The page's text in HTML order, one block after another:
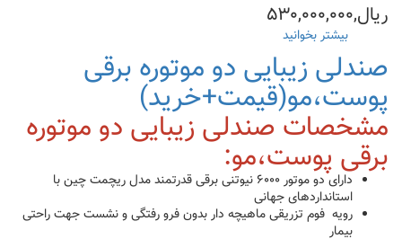
ریال,۵۳۰,۰۰۰,۰۰۰
بیشتر بخوانید
تخت
زیبایی
برقی
سه
موتوره
جراحی،کاشت،تزریق
ژل
بوتاکس(خرید+قیمت)
صندلی زیبایی دو موتوره برقی
پوست،مو(قیمت+خرید)
مشخصات صندلی زیبایی دو موتوره
برقی پوست،مو:
دارای دو موتور ۶۰۰۰ نیوتنی برقی قدرتمند مدل ریچمت چین با
استانداردهای جهانی
رویه فوم تزریقی ماهیچه دار بدون فرو رفتگی و نشست جهت راحتی
بیمار